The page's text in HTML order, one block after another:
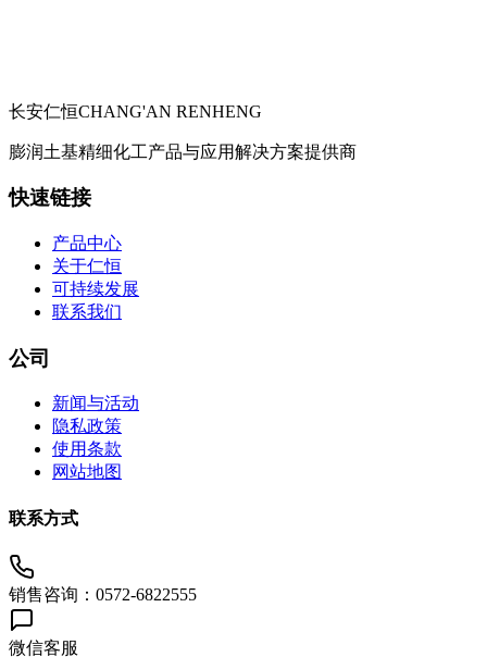
长安仁恒CHANG'AN RENHENG
膨润土基精细化工产品与应用解决方案提供商
快速链接
产品中心
关于仁恒
可持续发展
联系我们
公司
新闻与活动
隐私政策
使用条款
网站地图
联系方式
销售咨询：0572-6822555
微信客服